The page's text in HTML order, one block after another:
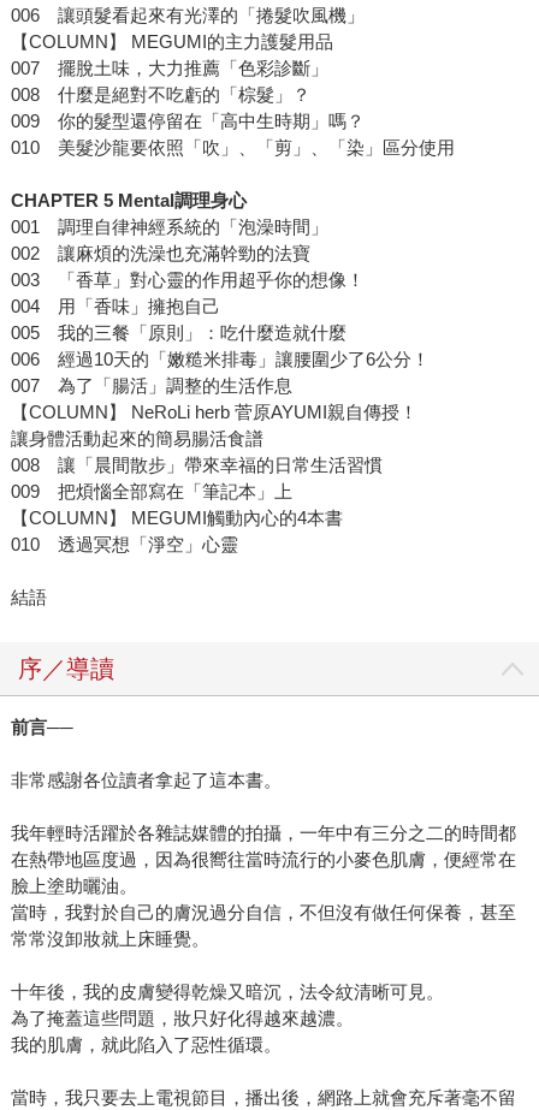
006 讓頭髮看起來有光澤的「捲髮吹風機」
【COLUMN】 MEGUMI的主力護髮用品
007 擺脫土味，大力推薦「色彩診斷」
008 什麼是絕對不吃虧的「棕髮」？
009 你的髮型還停留在「高中生時期」嗎？
010 美髮沙龍要依照「吹」、「剪」、「染」區分使用
CHAPTER 5 Mental調理身心
001 調理自律神經系統的「泡澡時間」
002 讓麻煩的洗澡也充滿幹勁的法寶
003 「香草」對心靈的作用超乎你的想像！
004 用「香味」擁抱自己
005 我的三餐「原則」：吃什麼造就什麼
006 經過10天的「嫩糙米排毒」讓腰圍少了6公分！
007 為了「腸活」調整的生活作息
【COLUMN】 NeRoLi herb 菅原AYUMI親自傳授！
讓身體活動起來的簡易腸活食譜
008 讓「晨間散步」帶來幸福的日常生活習慣
009 把煩惱全部寫在「筆記本」上
【COLUMN】 MEGUMI觸動內心的4本書
010 透過冥想「淨空」心靈
結語
序／導讀
前言──
非常感謝各位讀者拿起了這本書。
我年輕時活躍於各雜誌媒體的拍攝，一年中有三分之二的時間都
在熱帶地區度過，因為很嚮往當時流行的小麥色肌膚，便經常在
臉上塗助曬油。
當時，我對於自己的膚況過分自信，不但沒有做任何保養，甚至
常常沒卸妝就上床睡覺。
十年後，我的皮膚變得乾燥又暗沉，法令紋清晰可見。
為了掩蓋這些問題，妝只好化得越來越濃。
我的肌膚，就此陷入了惡性循環。
當時，我只要去上電視節目，播出後，網路上就會充斥著毫不留